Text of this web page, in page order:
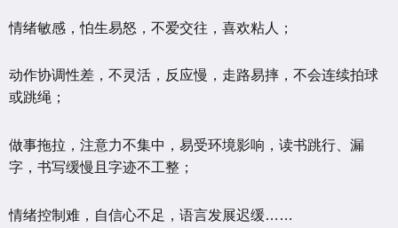
情绪敏感，怕生易怒，不爱交往，喜欢粘人；
动作协调性差，不灵活，反应慢，走路易摔，不会连续拍球
或跳绳；
做事拖拉，注意力不集中，易受环境影响，读书跳行、漏
字，书写缓慢且字迹不工整；
情绪控制难，自信心不足，语言发展迟缓……